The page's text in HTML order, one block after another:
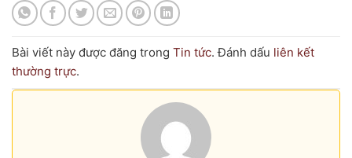
Bài viết này được đăng trong Tin tức. Đánh dấu liên kết
thường trực.